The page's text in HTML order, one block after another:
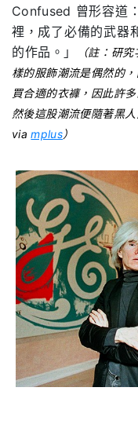
Confused 曾形容道
裡，成了必備的武器
的作品。」
（註：研
樣的服飾潮流是偶然的
買合適的衣褲，因此許
然後這股潮流便隨著黑
viamplus）